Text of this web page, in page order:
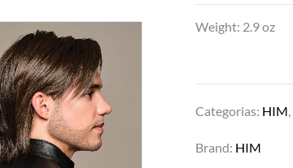
Weight: 2.9 oz
Categorias: HIM,
Brand: HIM